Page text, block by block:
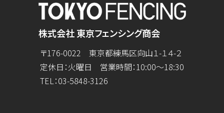
株式会社 東京フェンシング商会
〒176-0022 東京都練馬区向山１-１４-２
定休日：火曜日 営業時間：10:00～18:30
TEL：03-5848-3126